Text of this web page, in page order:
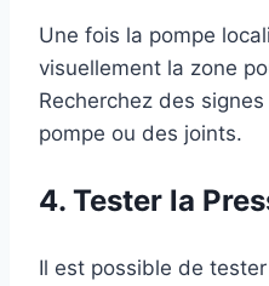
Une fois la pompe
visuellement la zone
Recherchez des
pompe ou des joints.
4. Tester la
Il est possible de